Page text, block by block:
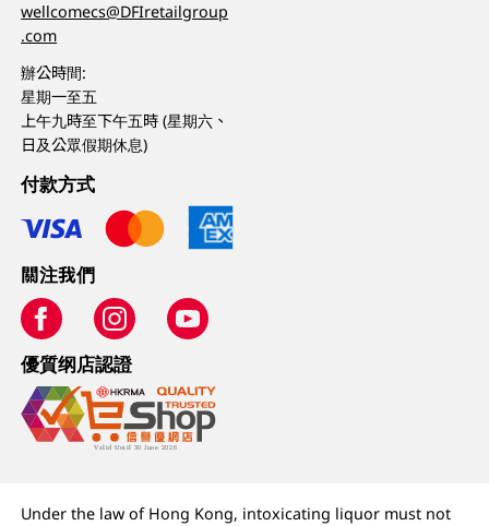
wellcomecs@DFIretailgroup
.com
辦公時間:
星期一至五
上午九時至下午五時 (星期六、
日及公眾假期休息)
付款方式
關注我們
優質纲店認證
Under the law of Hong Kong, intoxicating liquor must not